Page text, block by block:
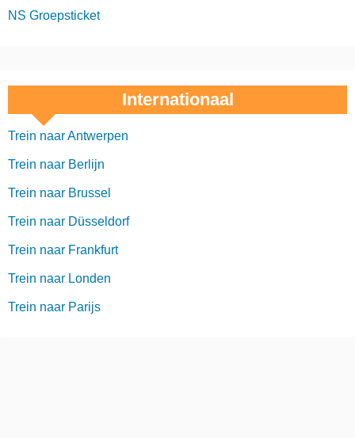
NS Groepsticket
Internationaal
Trein naar Antwerpen
Trein naar Berlijn
Trein naar Brussel
Trein naar Düsseldorf
Trein naar Frankfurt
Trein naar Londen
Trein naar Parijs